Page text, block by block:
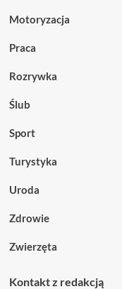
Motoryzacja
Praca
Rozrywka
Ślub
Sport
Turystyka
Uroda
Zdrowie
Zwierzęta
Kontakt z redakcją